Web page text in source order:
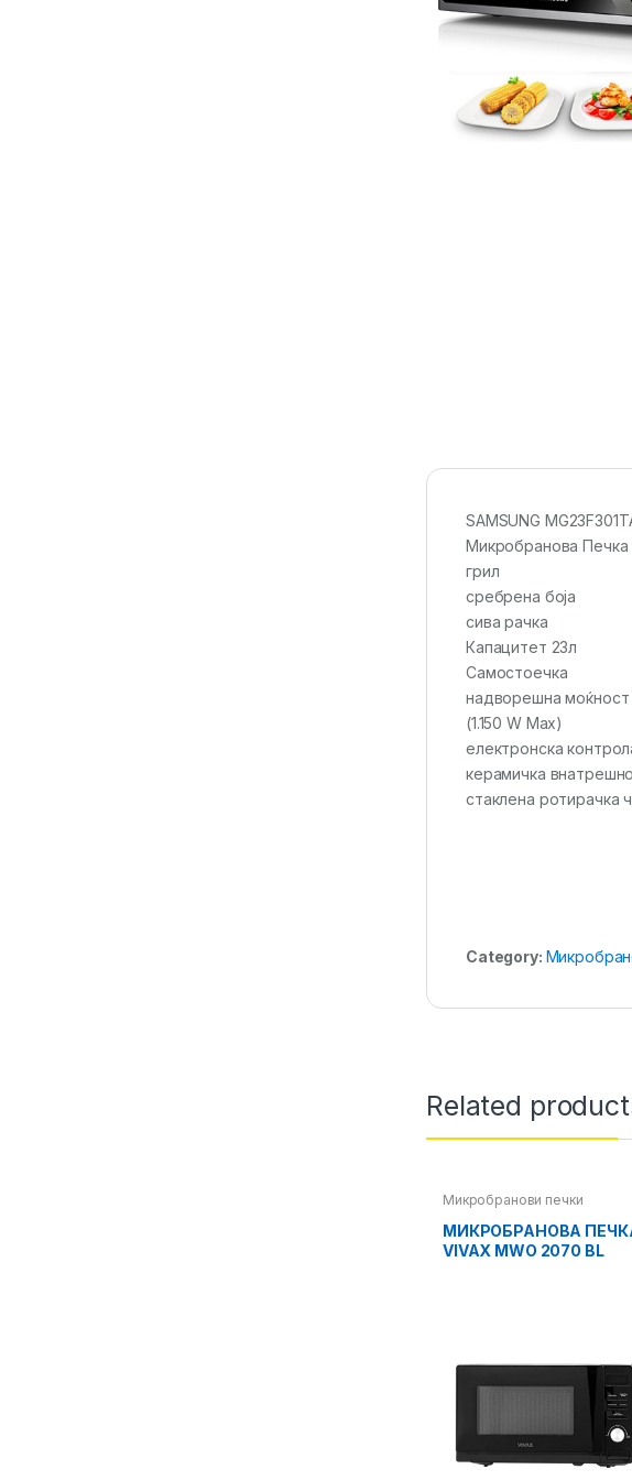
SAMSUNG
Микробранова Печка
грил
сребрена боја
сива рачка
Капацитет 23л
Самостоечка
надворешна
(1.150 W Max)
електронска
керамичка
стаклена ротирачка
Category:
Related
Микробранови печки
МИКРОБРАНОВА
VIVAX MWO 2070 BL